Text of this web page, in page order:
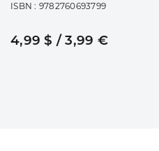
ISBN : 9782760693799
4,99 $ / 3,99 €